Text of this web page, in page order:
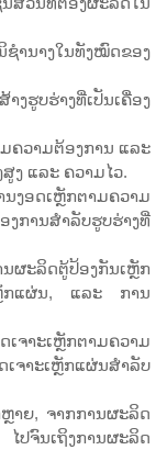
ຳນາງໃນທັງໝົດຂອງ
ຮູບຮ່າງທີ່ເປັນເຄື່ອງ
ຄວາມຕ້ອງການ ແລະ
ງ ແລະ ຄວາມໄວ.
ອດເຫຼັກຕາມຄວາມ
ການສຳລັບຮູບຮ່າງທີ່
ຜະລິດຕູ້ປ້ອງກັນເຫຼັກ
ຫຼັກແຜ່ນ, ແລະ ການ
ເຈາະເຫຼັກຕາມຄວາມ
ຈາະເຫຼັກແຜ່ນສຳລັບ
າຍ, ຈາກການຜະລິດ
ປຈົນເຖິງການຜະລິດ